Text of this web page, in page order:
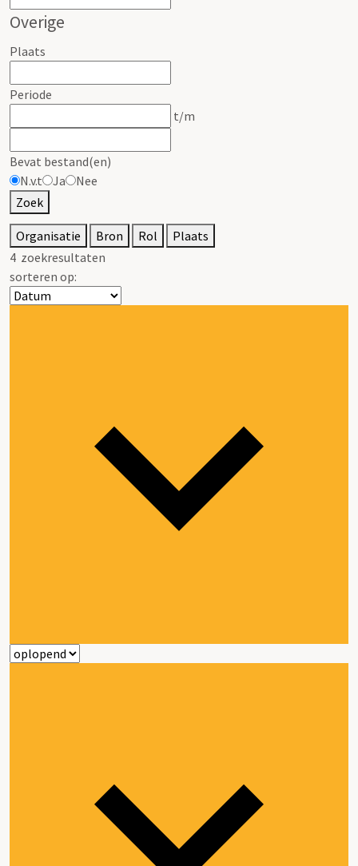
Overige
Plaats
Periode
t/m
Bevat bestand(en)
N.v.t
Ja
Nee
Zoek
Organisatie Bron Rol
Plaats
4 zoekresultaten
sorteren op: